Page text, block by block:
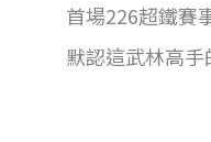
首場226超鐵賽
默認這武林高